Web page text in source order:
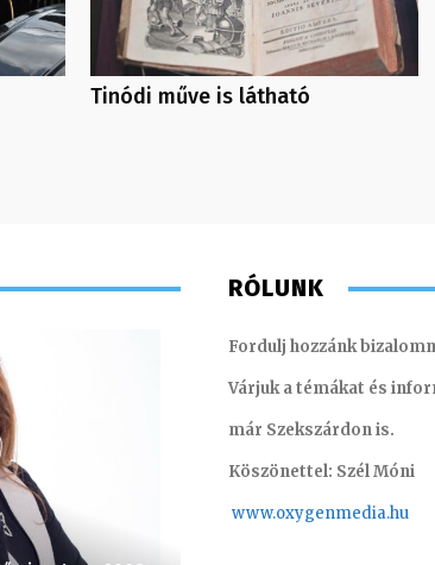
Tinódi műve is látható
RÓLUNK
Fordulj hozzánk
Várjuk a témákat és
már Szekszárdon is.
Köszönettel: Szél Móni
www.oxygenmedia.hu